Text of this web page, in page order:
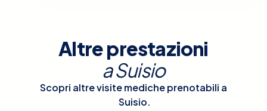
Altre prestazioni
aSuisio
Scopri altre visite mediche prenotabili a
Suisio.